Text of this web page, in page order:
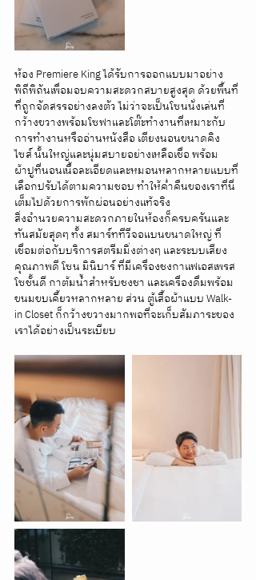
ห้อง Premiere King ได้รับการออกแบบมาอย่าง
พิถีพิถันเพื่อมอบความสะดวกสบายสูงสุด ด้วยพื้นที่
ที่ถูกจัดสรรอย่างลงตัว ไม่ว่าจะเป็นโซนนั่งเล่นที่
กว้างขวางพร้อมโซฟาและโต๊ะทำงานที่เหมาะกับ
การทำงานหรืออ่านหนังสือ เตียงนอนขนาดคิง
ไซส์ นั้นใหญ่และนุ่มสบายอย่างเหลือเชื่อ พร้อม
ผ้าปูที่นอนเนื้อละเอียดและหมอนหลากหลายแบบที่
เลือกปรับได้ตามความชอบ ทำให้ค่ำคืนของเราที่นี่
เต็มไปด้วยการพักผ่อนอย่างแท้จริง
สิ่งอำนวยความสะดวกภายในห้องก็ครบครันและ
ทันสมัยสุดๆ ทั้ง สมาร์ททีวีจอแบนขนาดใหญ่ ที่
เชื่อมต่อกับบริการสตรีมมิ่งต่างๆ และระบบเสียง
คุณภาพดี โซน มินิบาร์ ที่มีเครื่องชงกาแฟเอสเพรส
โซชั้นดี กาต้มน้ำสำหรับชงชา และเครื่องดื่มพร้อม
ขนมขบเคี้ยวหลากหลาย ส่วน ตู้เสื้อผ้าแบบ Walk-
in Closet ก็กว้างขวางมากพอที่จะเก็บสัมภาระของ
เราได้อย่างเป็นระเบียบ